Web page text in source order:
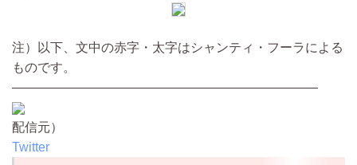
注）以下、文中の赤字・太字はシャンティ・フーラによる
ものです。
————————————————————————
配信元）
Twitter